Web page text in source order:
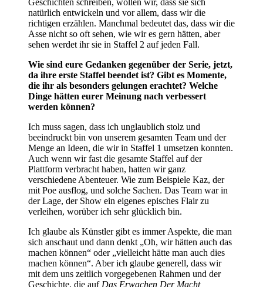
Geschichten schreiben, wollen wir, dass sie sich
natürlich entwickeln und vor allem, dass wir die
richtigen erzählen. Manchmal bedeutet das, dass wir die
Asse nicht so oft sehen, wie wir es gern hätten, aber
sehen werdet ihr sie in Staffel 2 auf jeden Fall.
Wie sind eure Gedanken gegenüber der Serie, jetzt,
da ihre erste Staffel beendet ist? Gibt es Momente,
die ihr als besonders gelungen erachtet? Welche
Dinge hätten eurer Meinung nach verbessert
werden können?
Ich muss sagen, dass ich unglaublich stolz und
beeindruckt bin von unserem gesamten Team und der
Menge an Ideen, die wir in Staffel 1 umsetzen konnten.
Auch wenn wir fast die gesamte Staffel auf der
Plattform verbracht haben, hatten wir ganz
verschiedene Abenteuer. Wie zum Beispiele Kaz, der
mit Poe ausflog, und solche Sachen. Das Team war in
der Lage, der Show ein eigenes episches Flair zu
verleihen, worüber ich sehr glücklich bin.
Ich glaube als Künstler gibt es immer Aspekte, die man
sich anschaut und dann denkt „Oh, wir hätten auch das
machen können“ oder „vielleicht hätte man auch dies
machen können“. Aber ich glaube generell, dass wir
mit dem uns zeitlich vorgegebenen Rahmen und der
Geschichte, die auf Das Erwachen Der Macht